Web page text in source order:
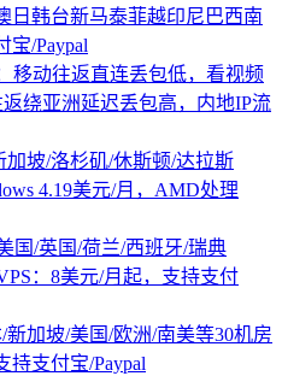
日韩台新马泰菲越印尼巴西南
宝/Paypal
移动往返直连丢包低，看视频
绕亚洲延迟丢包高，内地IP流
加坡/洛杉矶/休斯顿/达拉斯
4.19美元/月，AMD处理
国/英国/荷兰/西班牙/瑞典
：8美元/月起，支持支付
新加坡/美国/欧洲/南美等30机房
持支付宝/Paypal